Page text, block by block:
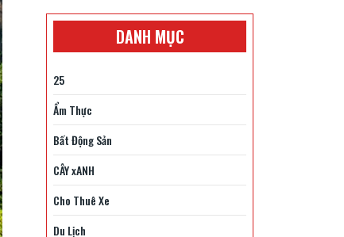
DANH MỤC
25
Ẩm Thực
Bất Động Sản
CÂY xANH
Cho Thuê Xe
Du Lịch